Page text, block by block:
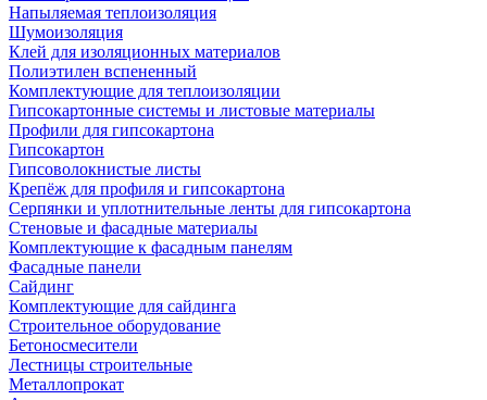
Напыляемая теплоизоляция
Шумоизоляция
Клей для изоляционных материалов
Полиэтилен вспененный
Комплектующие для теплоизоляции
Гипсокартонные системы и листовые материалы
Профили для гипсокартона
Гипсокартон
Гипсоволокнистые листы
Крепёж для профиля и гипсокартона
Серпянки и уплотнительные ленты для гипсокартона
Стеновые и фасадные материалы
Комплектующие к фасадным панелям
Фасадные панели
Сайдинг
Комплектующие для сайдинга
Строительное оборудование
Бетоносмесители
Лестницы строительные
Металлопрокат